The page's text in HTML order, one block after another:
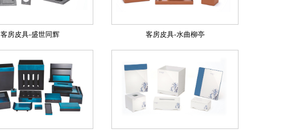
客房皮具-盛世同辉 客房皮具-水曲柳亭